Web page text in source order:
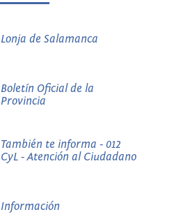
Lonja de Salamanca
Boletín Oficial de la
Provincia
También te informa - 012
CyL - Atención al Ciudadano
Información